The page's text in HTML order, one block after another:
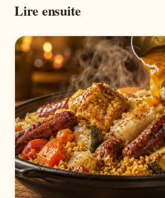
Lire ensuite